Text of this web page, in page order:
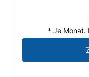
* Je Monat.